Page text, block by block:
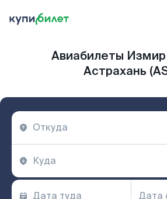
Авиабилеты Измир
Астрахань